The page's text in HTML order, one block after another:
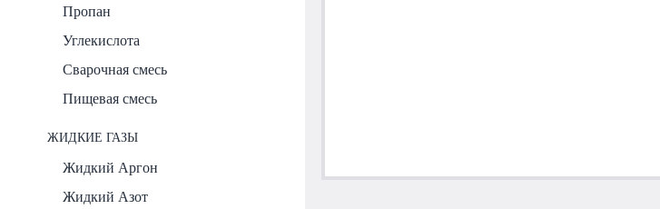
Пропан
Углекислота
Сварочная смесь
Пищевая смесь
ЖИДКИЕ ГАЗЫ
Жидкий Аргон
Жидкий Азот